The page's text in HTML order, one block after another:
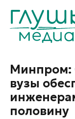
Минпром:
вузы
половину